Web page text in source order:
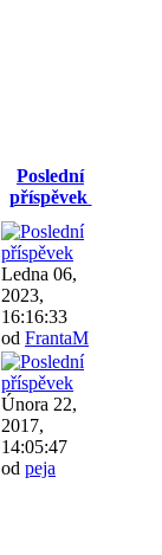
Poslední
příspěvek
Ledna 06,
2023,
16:16:33
od FrantaM
Února 22,
2017,
14:05:47
od peja